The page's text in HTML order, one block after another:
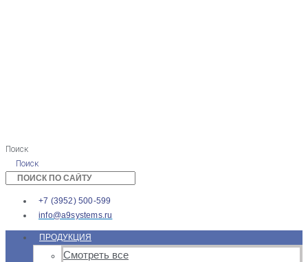
Поиск
Поиск
+7 (3952) 500-599
info@a9systems.ru
ПРОДУКЦИЯ
Смотреть все